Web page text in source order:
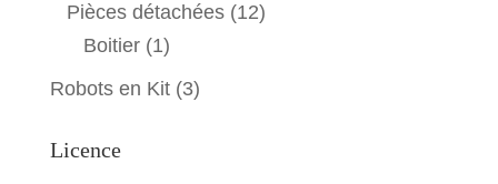
Pièces détachées (12)
Boitier (1)
Robots en Kit (3)
Licence